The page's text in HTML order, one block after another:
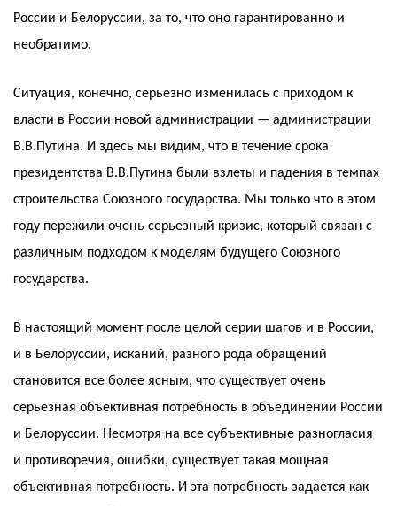
России и Белоруссии, за то, что оно гарантированно и
необратимо.
Ситуация, конечно, серьезно изменилась с приходом к
власти в России новой администрации — администрации
В.В.Путина. И здесь мы видим, что в течение срока
президентства В.В.Путина были взлеты и падения в темпах
строительства Союзного государства. Мы только что в этом
году пережили очень серьезный кризис, который связан с
различным подходом к моделям будущего Союзного
государства.
В настоящий момент после целой серии шагов и в России,
и в Белоруссии, исканий, разного рода обращений
становится все более ясным, что существует очень
серьезная объективная потребность в объединении России
и Белоруссии. Несмотря на все субъективные разногласия
и противоречия, ошибки, существует такая мощная
объективная потребность. И эта потребность задается как